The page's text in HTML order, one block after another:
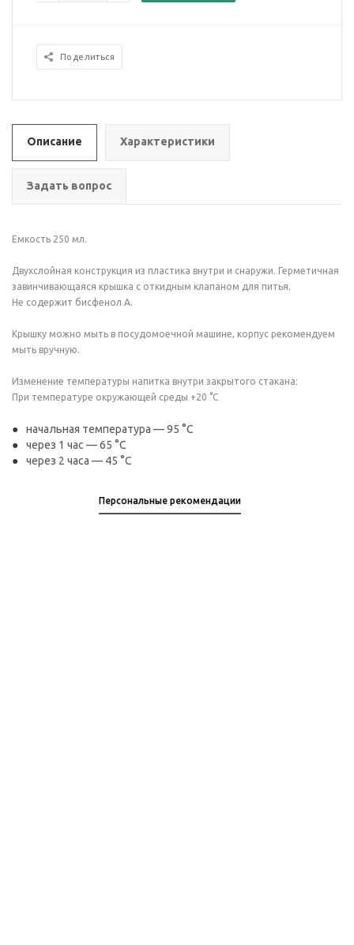
Поделиться
Описание Характеристики
Задать вопрос
Емкость 250 мл.
Двухслойная конструкция из пластика внутри и снаружи. Герметичная
завинчивающаяся крышка с откидным клапаном для питья.
Не содержит бисфенол А.
Крышку можно мыть в посудомоечной машине, корпус рекомендуем
мыть вручную.
Изменение температуры напитка внутри закрытого стакана:
При температуре окружающей среды +20 °С
начальная температура — 95 °С
через 1 час — 65 °С
через 2 часа — 45 °С
Персональные рекомендации